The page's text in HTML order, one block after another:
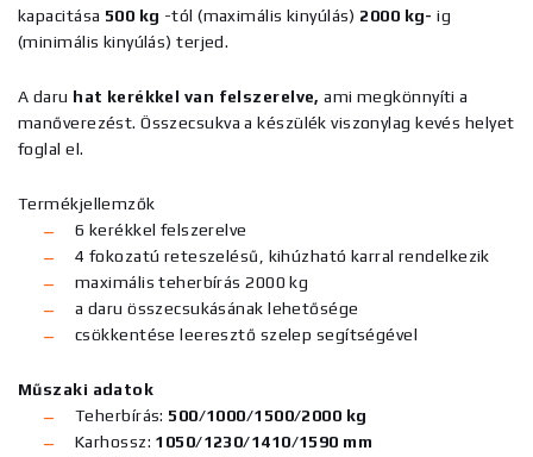
kapacitása 500 kg -tól (maximális kinyúlás) 2000 kg- ig
(minimális kinyúlás) terjed.
A daru hat kerékkel van felszerelve, ami megkönnyíti a
manőverezést. Összecsukva a készülék viszonylag kevés helyet
foglal el.
Termékjellemzők
6 kerékkel felszerelve
4 fokozatú reteszelésű, kihúzható karral rendelkezik
maximális teherbírás 2000 kg
a daru összecsukásának lehetősége
csökkentése leeresztő szelep segítségével
Műszaki adatok
Teherbírás: 500/1000/1500/2000 kg
Karhossz: 1050/1230/1410/1590 mm